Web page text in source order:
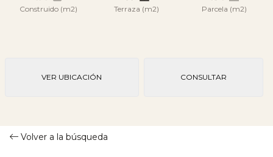
Construido (m2) Terraza (m2) Parcela (m2)
VER UBICACIÓN CONSULTAR
Volver a la búsqueda